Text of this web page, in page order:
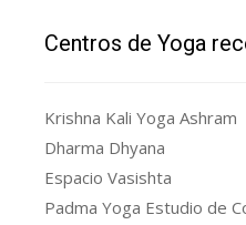
Centros de Yoga
Krishna Kali Yoga Ashram
Dharma Dhyana
Espacio Vasishta
Padma Yoga Estudio de